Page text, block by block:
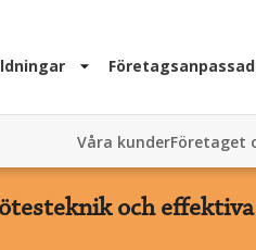
Våra kunderFöretaget
och